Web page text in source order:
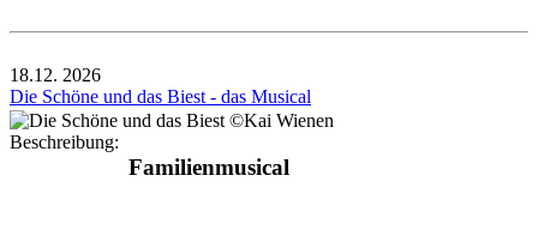
18.12. 2026
Die Schöne und das Biest - das Musical
Beschreibung:
Familienmusical